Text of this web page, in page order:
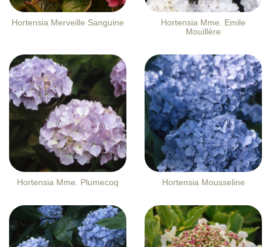
Hortensia Merveille Sanguine
Hortensia Mme. Emile
Mouillère
Hortensia Mme. Plumecoq Hortensia Mousseline